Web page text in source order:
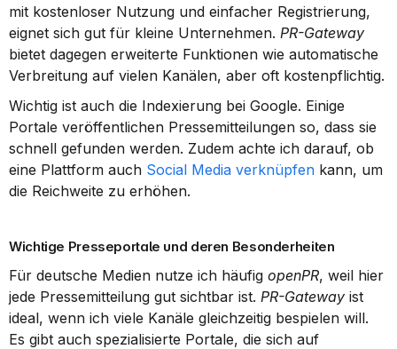
mit kostenloser Nutzung und einfacher Registrierung,
eignet sich gut für kleine Unternehmen. PR-Gateway
bietet dagegen erweiterte Funktionen wie automatische
Verbreitung auf vielen Kanälen, aber oft kostenpflichtig.
Wichtig ist auch die Indexierung bei Google. Einige
Portale veröffentlichen Pressemitteilungen so, dass sie
schnell gefunden werden. Zudem achte ich darauf, ob
eine Plattform auch Social Media verknüpfen kann, um
die Reichweite zu erhöhen.
Wichtige Presseportale und deren Besonderheiten
Für deutsche Medien nutze ich häufig openPR, weil hier
jede Pressemitteilung gut sichtbar ist. PR-Gateway ist
ideal, wenn ich viele Kanäle gleichzeitig bespielen will.
Es gibt auch spezialisierte Portale, die sich auf